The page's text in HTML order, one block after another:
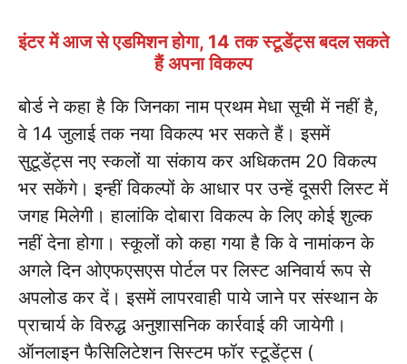
इंटर में आज से एडमिशन होगा, 14 तक स्टूडेंट्स बदल सकते
हैं अपना विकल्प
बोर्ड ने कहा है कि जिनका नाम प्रथम मेधा सूची में नहीं है,
वे 14 जुलाई तक नया विकल्प भर सकते हैं। इसमें
सुटूडेंट्स नए स्कलों या संकाय कर अधिकतम 20 विकल्प
भर सकेंगे। इन्हीं विकल्पों के आधार पर उन्हें दूसरी लिस्ट में
जगह मिलेगी। हालांकि दोबारा विकल्प के लिए कोई शुल्क
नहीं देना होगा। स्कूलों को कहा गया है कि वे नामांकन के
अगले दिन ओएफएसएस पोर्टल पर लिस्ट अनिवार्य रूप से
अपलोड कर दें। इसमें लापरवाही पाये जाने पर संस्थान के
प्राचार्य के विरुद्ध अनुशासनिक कार्रवाई की जायेगी।
ऑनलाइन फैसिलिटेशन सिस्टम फॉर स्टूडेंट्स (